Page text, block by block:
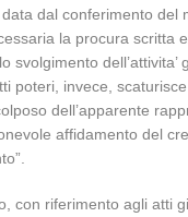
data dal conferimento del
la procura scritta
svolgimento dell’attivita’
poteri, invece,
dell’apparente
affidamento del
con riferimento agli atti